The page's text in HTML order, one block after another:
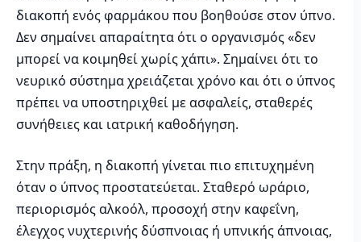
διακοπή ενός φαρμάκου που βοηθούσε στον ύπνο.
Δεν σημαίνει απαραίτητα ότι ο οργανισμός «δεν
μπορεί να κοιμηθεί χωρίς χάπι». Σημαίνει ότι το
νευρικό σύστημα χρειάζεται χρόνο και ότι ο ύπνος
πρέπει να υποστηριχθεί με ασφαλείς, σταθερές
συνήθειες και ιατρική καθοδήγηση.
Στην πράξη, η διακοπή γίνεται πιο επιτυχημένη
όταν ο ύπνος προστατεύεται. Σταθερό ωράριο,
περιορισμός αλκοόλ, προσοχή στην καφεΐνη,
έλεγχος νυχτερινής δύσπνοιας ή υπνικής άπνοιας,